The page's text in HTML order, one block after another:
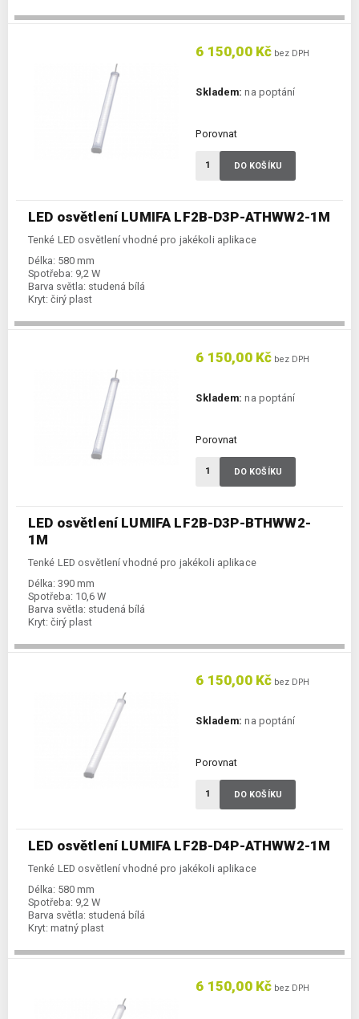
LED osvětlení LUMIFA LF2B-D3P-ATHWW2-1M
Tenké LED osvětlení vhodné pro jakékoli aplikace
Délka: 580 mm
Spotřeba: 9,2 W
Barva světla: studená bílá
Kryt: čirý plast
6 150,00 Kč bez DPH
Skladem: na poptání
Porovnat
DO KOŠÍKU
LED osvětlení LUMIFA LF2B-D3P-BTHWW2-
1M
Tenké LED osvětlení vhodné pro jakékoli aplikace
Délka: 390 mm
Spotřeba: 10,6 W
Barva světla: studená bílá
Kryt: čirý plast
6 150,00 Kč bez DPH
Skladem: na poptání
Porovnat
DO KOŠÍKU
LED osvětlení LUMIFA LF2B-D4P-ATHWW2-1M
Tenké LED osvětlení vhodné pro jakékoli aplikace
Délka: 580 mm
Spotřeba: 9,2 W
Barva světla: studená bílá
Kryt: matný plast
6 150,00 Kč bez DPH
Skladem: na poptání
Porovnat
DO KOŠÍKU
6 150,00 Kč bez DPH